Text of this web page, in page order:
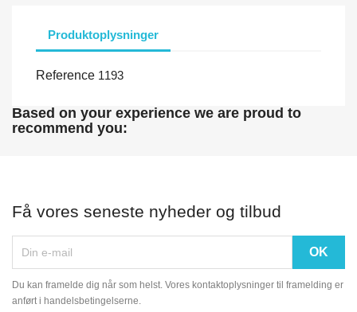
Produktoplysninger
Reference 1193
Based on your experience we are proud to
recommend you:
Få vores seneste nyheder og tilbud
Du kan framelde dig når som helst. Vores kontaktoplysninger til framelding er
anført i handelsbetingelserne.